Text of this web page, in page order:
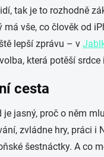
tak je to rozhodně
vše, co člověk od
lepší zprávu – v
která potěší srdce
cesta
je jasný, proč o něm
zvládne hry, práci
šestnáctky. A co